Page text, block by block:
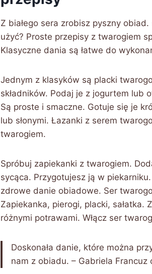
Z białego sera zrobisz pyszny
użyć? Proste przepisy z twarogiem
Klasyczne dania są łatwe do
Jednym z klasyków są placki
składników. Podaj je z jogurtem lub
Są proste i smaczne. Gotuje się je
lub słonymi. Łazanki z serem
twarogiem.
Spróbuj zapiekanki z twarogiem.
sycąca. Przygotujesz ją w
zdrowe danie obiadowe. Ser
Zapiekanka, pierogi, placki, sałatka.
różnymi potrawami. Włącz ser
Doskonała danie, które można
nam z obiadu. – Gabriela Francuz